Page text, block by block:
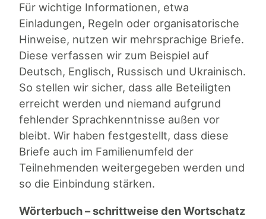
Für wichtige Informationen, etwa
Einladungen, Regeln oder organisatorische
Hinweise, nutzen wir mehrsprachige Briefe.
Diese verfassen wir zum Beispiel auf
Deutsch, Englisch, Russisch und Ukrainisch.
So stellen wir sicher, dass alle Beteiligten
erreicht werden und niemand aufgrund
fehlender Sprachkenntnisse außen vor
bleibt. Wir haben festgestellt, dass diese
Briefe auch im Familienumfeld der
Teilnehmenden weitergegeben werden und
so die Einbindung stärken.
Wörterbuch – schrittweise den Wortschatz